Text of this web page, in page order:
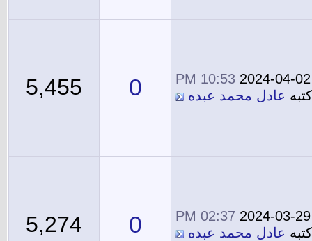
2024-04-02
10:53 PM
كتبه عادل محمد عبده 0
5,455
2024-03-29
02:37 PM
كتبه عادل محمد عبده 0
5,274